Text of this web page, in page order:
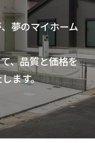
夢のマイホーム
、品質と価格を
ます。